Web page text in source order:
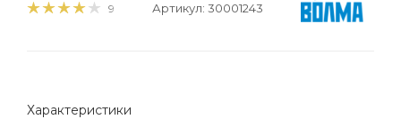
9 Артикул: 30001243
Характеристики